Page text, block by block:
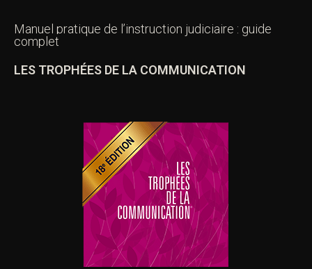
Manuel pratique de l’instruction judiciaire : guide
complet
LES TROPHÉES DE LA COMMUNICATION